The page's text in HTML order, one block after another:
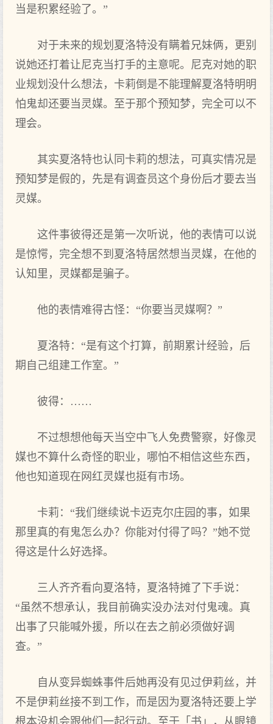
当是积累经验了。”
对于未来的规划夏洛特没有瞒着兄妹俩，更别
说她还打着让尼克当打手的主意呢。尼克对她的职
业规划没什么想法，卡莉倒是不能理解夏洛特明明
怕鬼却还要当灵媒。至于那个预知梦，完全可以不
理会。
其实夏洛特也认同卡莉的想法，可真实情况是
预知梦是假的，先是有调查员这个身份后才要去当
灵媒。
这件事彼得还是第一次听说，他的表情可以说
是惊愕，完全想不到夏洛特居然想当灵媒，在他的
认知里，灵媒都是骗子。
他的表情难得古怪：“你要当灵媒啊？”
夏洛特：“是有这个打算，前期累计经验，后
期自己组建工作室。”
彼得：……
不过想想他每天当空中飞人免费警察，好像灵
媒也不算什么奇怪的职业，哪怕不相信这些东西，
他也知道现在网红灵媒也挺有市场。
卡莉：“我们继续说卡迈克尔庄园的事，如果
那里真的有鬼怎么办？你能对付得了吗？”她不觉
得这是什么好选择。
三人齐齐看向夏洛特，夏洛特摊了下手说：
“虽然不想承认，我目前确实没办法对付鬼魂。真
出事了只能喊外援，所以在去之前必须做好调
查。”
自从变异蜘蛛事件后她再没有见过伊莉丝，并
不是伊莉丝接不到工作，而是因为夏洛特还要上学
根本没机会跟他们一起行动。至于「书」，从眼镜